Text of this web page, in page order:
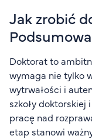
Jak zrobić
Doktorat to
wymaga nie tylko
wytrwałości i
szkoły doktorskiej
pracę nad
etap stanowi